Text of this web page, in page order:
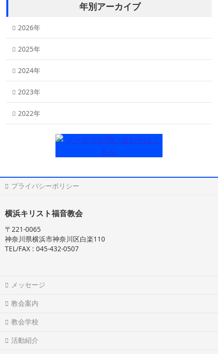
年別アーカイブ
2026年
2025年
2024年
2023年
2022年
プライバシーポリシー
横浜キリスト福音教会
〒221-0065
神奈川県横浜市神奈川区白楽110
TEL/FAX : 045-432-0507
メッセージ
教会案内
教会学校
活動紹介